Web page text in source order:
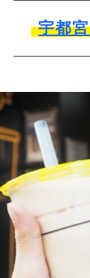
宇都